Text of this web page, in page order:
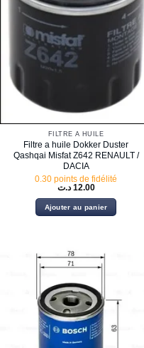
FILTRE À HUILE
Filtre a huile Dokker Duster
Qashqai Misfat Z642 RENAULT /
DACIA
0.30 points de fidélité
12.00 د.ت
Ajouter au panier